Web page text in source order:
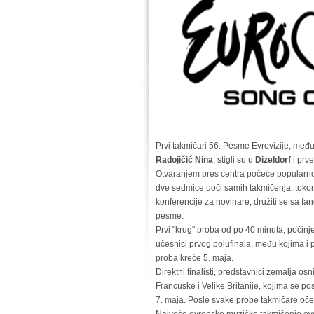
Prvi takmičari 56. Pesme Evrovizije,
Radojičić Nina, stigli su u Dizeldorf i
Otvaranjem pres centra počeće
dve sedmice uoči samih takmičenja,
konferencije za novinare, družiti se sa
pesme.
Prvi "krug" proba od po 40 minuta,
učesnici prvog polufinala, među kojima i
proba kreće 5. maja.
Direktni finalisti, predstavnici zemalja
Francuske i Velike Britanije, kojima se
7. maja. Posle svake probe takmičare